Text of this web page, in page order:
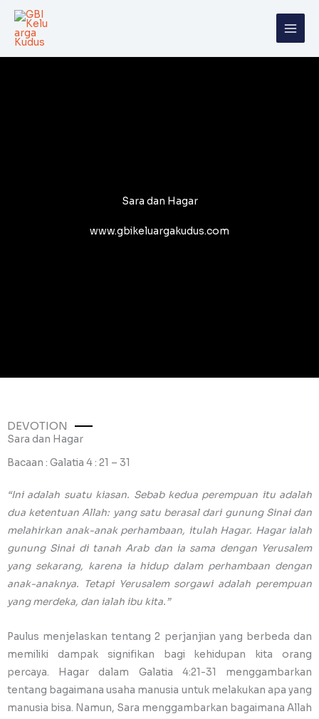
Skip
content
Sara dan Hagar
www.gbikeluargakudus.com
DEVOTION
Sara dan Hagar
Bacaan : Galatia 4 : 21 – 31
“Ini adalah suatu kiasan. Sebab kedua perempuan itu adalah
dua ketentuan Allah: yang satu berasal dari gunung Sinai dan
melahirkan anak-anak perhambaan, itulah Hagar. Hagar ialah
gunung Sinai di tanah Arab dan ia sama dengan Yerusalem
yang sekarang, karena ia hidup dalam perhambaan dengan
anak-anaknya. Tetapi Yerusalem sorgawi adalah perempuan
yang merdeka, dan ialah ibu kita.”
Paulus menjelaskan tentang 2 perjanjian yang berbeda dan
memiliki dampak signifikan bagi kehidupan kita orang
percaya. Hagar dalam Galatia 4:21-31 menggambarkan
tentang bagaimana usaha manusia untuk melakukan apa yang
manusia bisa. Namun, Sara menggambarkan bagaimana Allah